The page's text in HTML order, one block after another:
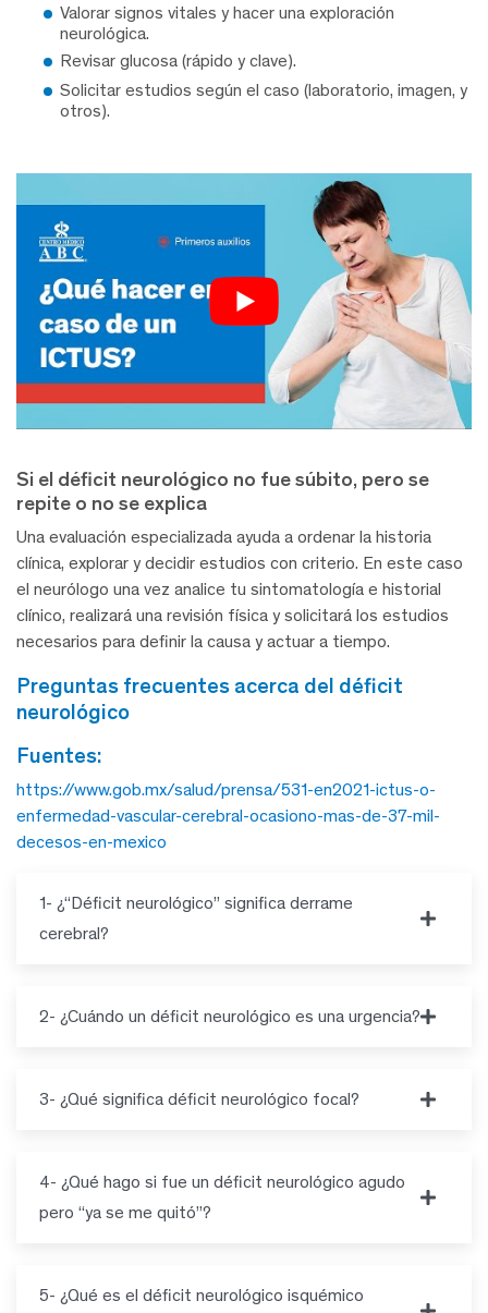
Valorar signos vitales y hacer una exploración
neurológica.
Revisar glucosa (rápido y clave).
Solicitar estudios según el caso (laboratorio, imagen, y
otros).
Si el déficit neurológico no fue súbito, pero se
repite o no se explica
Una evaluación especializada ayuda a ordenar la historia
clínica, explorar y decidir estudios con criterio. En este caso
el neurólogo una vez analice tu sintomatología e historial
clínico, realizará una revisión física y solicitará los estudios
necesarios para definir la causa y actuar a tiempo.
preguntas frecuentes acerca del déficit
neurológico
fuentes:
https://www.gob.mx/salud/prensa/531-en2021-ictus-o-
enfermedad-vascular-cerebral-ocasiono-mas-de-37-mil-
decesos-en-mexico
1- ¿“Déficit neurológico” significa derrame
cerebral?
2- ¿Cuándo un déficit neurológico es una urgencia?
3- ¿Qué significa déficit neurológico focal?
4- ¿Qué hago si fue un déficit neurológico agudo
pero “ya se me quitó”?
5- ¿Qué es el déficit neurológico isquémico